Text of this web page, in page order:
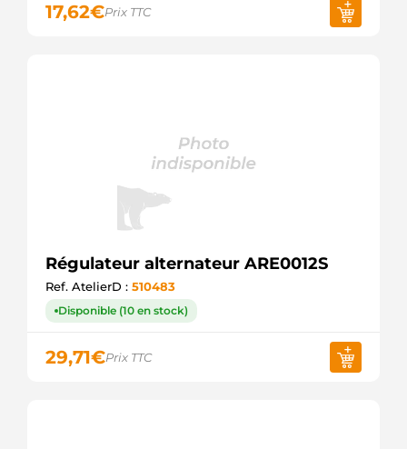
17,62€Prix TTC
Régulateur alternateur ARE0012S
Ref. AtelierD : 510483
Disponible (10 en stock)
29,71€Prix TTC